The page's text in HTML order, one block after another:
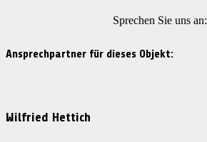
Sprechen Sie uns an:
Ansprechpartner für dieses Objekt:
Wilfried Hettich